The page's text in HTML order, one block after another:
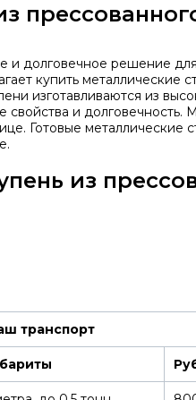
и долговечное решение
купить металлические
изготавливаются из
и долговечность.
Готовые металлические
из
транспорт